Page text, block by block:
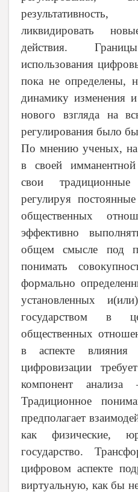
ликвидировать
действия.
использования
пока не определены,
динамику изменения и
нового взгляда на
регулирования было
По мнению ученых, на
в своей
свои
регулируя
общественных
эффективно
общем смысле под
понимать
формально
установленных
государством в
общественных
в аспекте влияния
цифровизации
компонент
Традиционное
предполагает
как физические,
государство.
цифровом аспекте
виртуальную, как бы